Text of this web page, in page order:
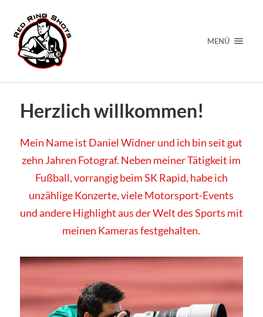
MENÜ
Herzlich willkommen!
Mein Name ist Daniel Widner und ich bin seit gut
zehn Jahren Fotograf. Neben meiner Tätigkeit im
Fußball, vorrangig beim SK Rapid, habe ich
unzählige Konzerte, viele Motorsport-Events
und andere Highlight aus der Welt des Sports mit
meinen Kameras festgehalten.